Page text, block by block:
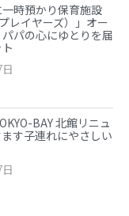
時預かり保育施設
レイヤーズ）」オー
パの心にゆとりを届
BAY 北館リニュ
す子連れにやさしい